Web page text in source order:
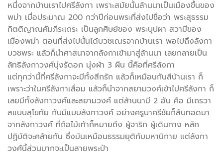
หนึ่งจากบ้านเราไปศรีลังกา เพราะสมัยนั้นล้านนาเป็นเมืองขึ้นของ
พม่า เมื่อประมาณ 200 กว่าปีก่อนพระที่ส่งไปชื่อว่า พระสุธรรม
กิตติญาณคัมภีระเถระ เป็นลูกศิษย์ของ พระบุปผา สวามีของ
เมืองพม่า ตอนที่ส่งไปนั้นได้บวชเณรจากบ้านเรา พอไปถึงลังกา
บวชพระ แล้วก็นำศาสนาจากลังกาเข้ามาสู่ล้านนา เลยกลายเป็น
ลัทธิลังกาวงศ์นุ่งรัดอก นุ่งผ้า 3 ผืน นี้คือที่ศรีลังกา
แต่ทุกว่านี้ที่ศรีลังกาจะมีทั้งสีกรัก แล้วก็เหมือนกันสีบ้านเรา ก็
เพราะว่าในศรีลังกาเสื่อม แล้วก็นำจากสยามวงศ์เข้าไปศรีลังกา ก็
เลยมีทั้งลังกาวงศ์และสยามวงศ์ แต่ล้านนามี 2 อัน คือ มีเถรวา
สแบบสุโขทัย กับมีแบบลังกาวงศ์ อย่างครูบาศรีชัยก็สืบทอดมา
จากลังกาวงศ์ ที่ถือไม้เท้าก็หมายถึง ผู้จาริก ผู้เดินทาง หลัก
ปฏิบัติจะคล้ายกัน ซึ่งมันเหมือนธรรมยุติกับมหานิกาย แต่ลังกา
วงศ์นี้ส่วนมากจะเป็นสายพระป่า